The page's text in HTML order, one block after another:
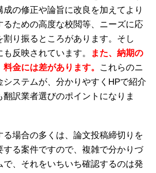
成の修正や論旨に改良を加えてより
るための高度な校閲等、ニーズに応
割り振るところがあります。そし
反映されています。
また、納期の
金には差があります。
これらのニ
システムが、分かりやすくHPで紹介
翻訳業者選びのポイントになりま
る場合の多くは、論文投稿締切りを
する案件ですので、複雑で分かりづ
で、それをいちいち確認するのは発